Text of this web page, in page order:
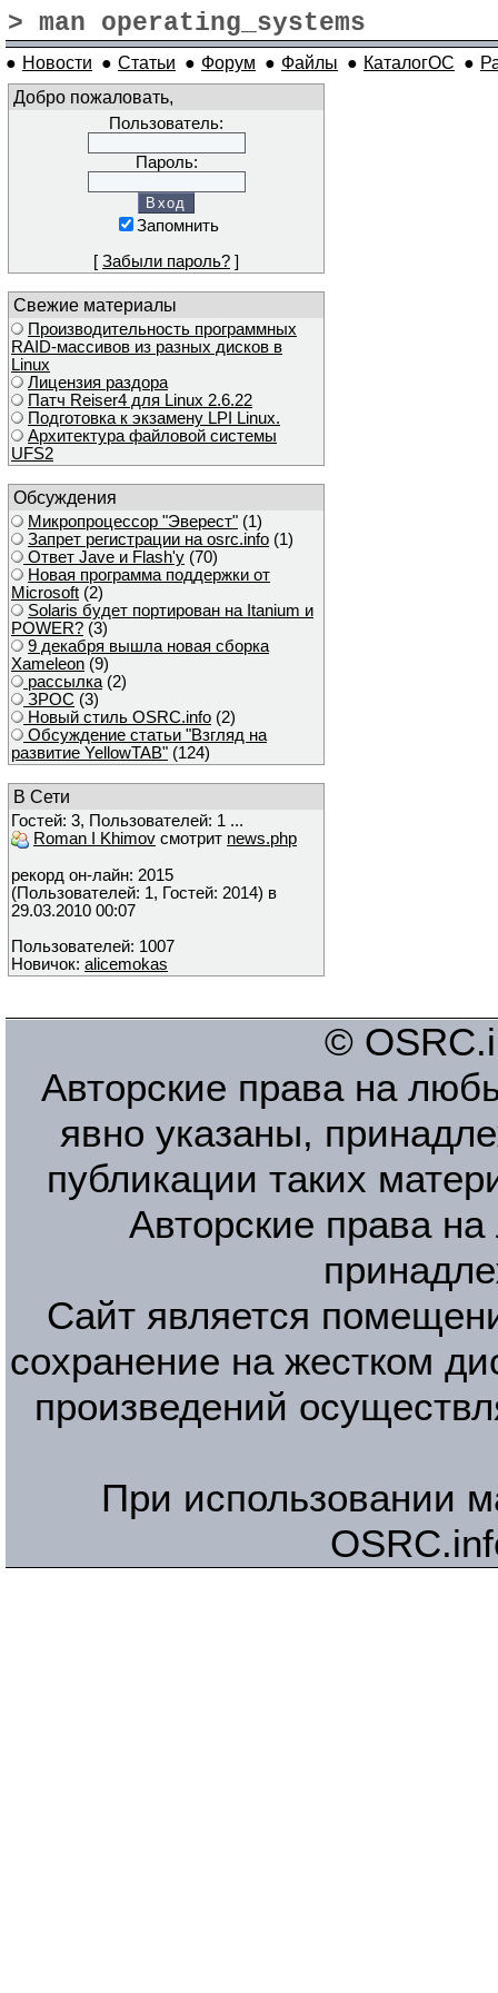
> man operating_systems
● Новости ● Статьи ● Форум ● Файлы ● КаталогОС ●
Добро пожаловать,
Пользователь:
Пароль:
Запомнить
[ Забыли пароль? ]
Свежие материалы
Производительность программных
RAID-массивов из разных дисков в
Linux
Лицензия раздора
Патч Reiser4 для Linux 2.6.22
Подготовка к экзамену LPI Linux.
Архитектура файловой системы
UFS2
Обсуждения
Микропроцессор "Эверест" (1)
Запрет регистрации на osrc.info (1)
Ответ Javе и Flash'у (70)
Новая программа поддержки от
Microsoft (2)
Solaris будет портирован на Itanium и
POWER? (3)
9 декабря вышла новая сборка
Xameleon (9)
рассылка (2)
ЗРОС (3)
Новый стиль OSRC.info (2)
Обсуждение статьи "Взгляд на
развитие YellowTAB" (124)
В Сети
Гостей: 3, Пользователей: 1 ...
Roman I Khimov смотрит news.php
рекорд он-лайн: 2015
(Пользователей: 1, Гостей: 2014) в
29.03.2010 00:07
Пользователей: 1007
Новичок: alicemokas
©
Авторские права на
явно указаны,
публикации таких
Авторские права
Сайт является
сохранение на жестком
произведений
При использовании